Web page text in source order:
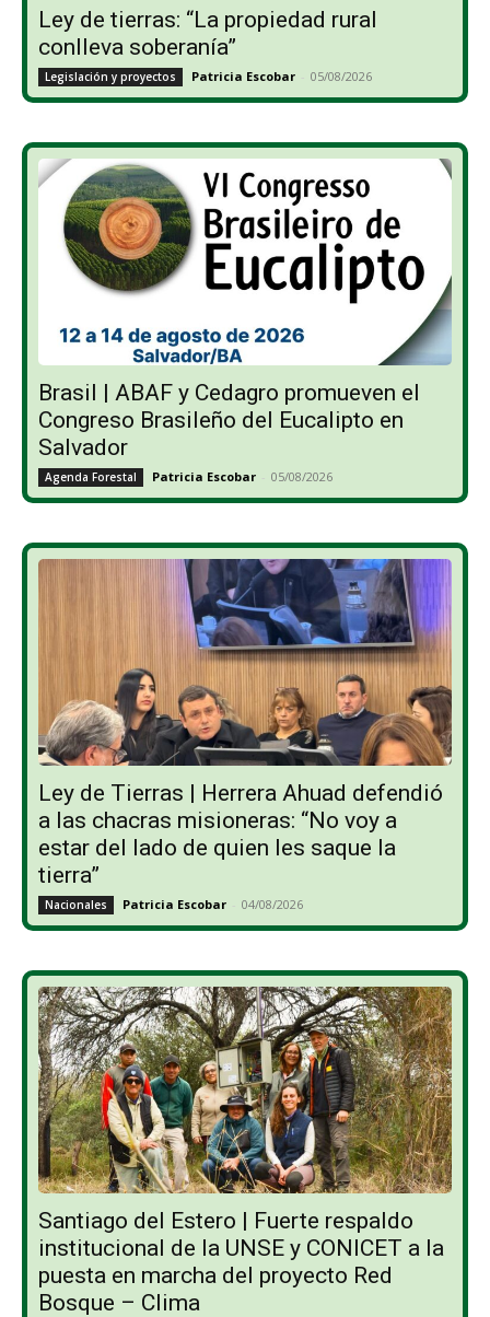
Ley de tierras: “La propiedad rural
conlleva soberanía”
Legislación y proyectos Patricia Escobar - 05/08/2026
Brasil | ABAF y Cedagro promueven el
Congreso Brasileño del Eucalipto en
Salvador
Agenda Forestal Patricia Escobar - 05/08/2026
Ley de Tierras | Herrera Ahuad defendió
a las chacras misioneras: “No voy a
estar del lado de quien les saque la
tierra”
Nacionales Patricia Escobar - 04/08/2026
Santiago del Estero | Fuerte respaldo
institucional de la UNSE y CONICET a la
puesta en marcha del proyecto Red
Bosque – Clima